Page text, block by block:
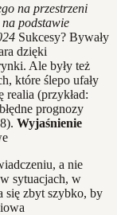
na przestrzeni
podstawie
Sukcesy? Bywały
dzięki
Ale były też
które ślepo ufały
realia (przykład:
prognozy
Wyjaśnienie
a nie
sytuacjach, w
się zbyt szybko, by